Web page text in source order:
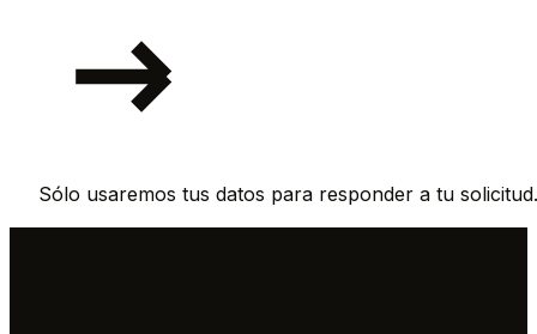
Sólo usaremos tus datos para responder a tu solicitud.